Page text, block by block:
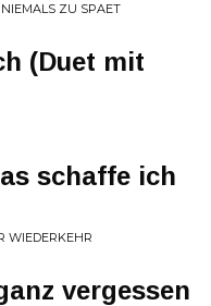
ZU SPAET
(Duet mit
schaffe ich
WIEDERKEHR
vergessen